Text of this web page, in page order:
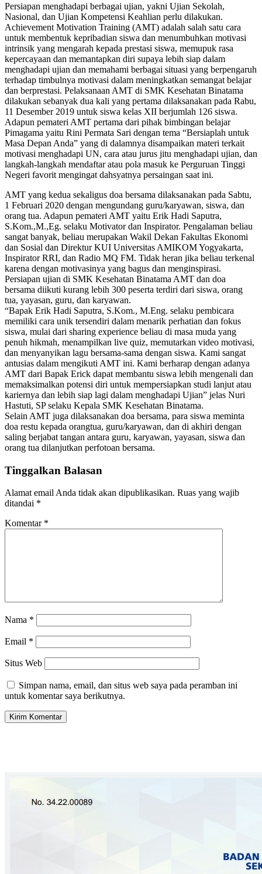
Persiapan menghadapi berbagai ujian, yakni Ujian Sekolah,
Nasional, dan Ujian Kompetensi Keahlian perlu dilakukan.
Achievement Motivation Training (AMT) adalah salah satu cara
untuk membentuk kepribadian siswa dan menumbuhkan motivasi
intrinsik yang mengarah kepada prestasi siswa, memupuk rasa
kepercayaan dan memantapkan diri supaya lebih siap dalam
menghadapi ujian dan memahami berbagai situasi yang berpengaruh
terhadap timbulnya motivasi dalam meningkatkan semangat belajar
dan berprestasi. Pelaksanaan AMT di SMK Kesehatan Binatama
dilakukan sebanyak dua kali yang pertama dilaksanakan pada Rabu,
11 Desember 2019 untuk siswa kelas XII berjumlah 126 siswa.
Adapun pemateri AMT pertama dari pihak bimbingan belajar
Pimagama yaitu Rini Permata Sari dengan tema “Bersiaplah untuk
Masa Depan Anda” yang di dalamnya disampaikan materi terkait
motivasi menghadapi UN, cara atau jurus jitu menghadapi ujian, dan
langkah-langkah mendaftar atau pola masuk ke Perguruan Tinggi
Negeri favorit mengingat dahsyatnya persaingan saat ini.
AMT yang kedua sekaligus doa bersama dilaksanakan pada Sabtu,
1 Februari 2020 dengan mengundang guru/karyawan, siswa, dan
orang tua. Adapun pemateri AMT yaitu Erik Hadi Saputra,
S.Kom.,M.,Eg. selaku Motivator dan Inspirator. Pengalaman beliau
sangat banyak, beliau merupakan Wakil Dekan Fakultas Ekonomi
dan Sosial dan Direktur KUI Universitas AMIKOM Yogyakarta,
Inspirator RRI, dan Radio MQ FM. Tidak heran jika beliau terkenal
karena dengan motivasinya yang bagus dan menginspirasi.
Persiapan ujian di SMK Kesehatan Binatama AMT dan doa
bersama diikuti kurang lebih 300 peserta terdiri dari siswa, orang
tua, yayasan, guru, dan karyawan.
“Bapak Erik Hadi Saputra, S.Kom., M.Eng. selaku pembicara
memiliki cara unik tersendiri dalam menarik perhatian dan fokus
siswa, mulai dari sharing experience beliau di masa muda yang
penuh hikmah, menampilkan live quiz, memutarkan video motivasi,
dan menyanyikan lagu bersama-sama dengan siswa. Kami sangat
antusias dalam mengikuti AMT ini. Kami berharap dengan adanya
AMT dari Bapak Erick dapat membantu siswa lebih mengenali dan
memaksimalkan potensi diri untuk mempersiapkan studi lanjut atau
kariernya dan lebih siap lagi dalam menghadapi Ujian” jelas Nuri
Hastuti, SP selaku Kepala SMK Kesehatan Binatama.
Selain AMT juga dilaksanakan doa bersama, para siswa meminta
doa restu kepada orangtua, guru/karyawan, dan di akhiri dengan
saling berjabat tangan antara guru, karyawan, yayasan, siswa dan
orang tua dilanjutkan perfotoan bersama.
Tinggalkan Balasan
Alamat email Anda tidak akan dipublikasikan. Ruas yang wajib
ditandai *
Komentar *
Nama *
Email *
Situs Web
Simpan nama, email, dan situs web saya pada peramban ini
untuk komentar saya berikutnya.